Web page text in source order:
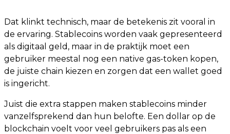
Dat klinkt technisch, maar de betekenis zit vooral in
de ervaring. Stablecoins worden vaak gepresenteerd
als digitaal geld, maar in de praktijk moet een
gebruiker meestal nog een native gas-token kopen,
de juiste chain kiezen en zorgen dat een wallet goed
is ingericht.
Juist die extra stappen maken stablecoins minder
vanzelfsprekend dan hun belofte. Een dollar op de
blockchain voelt voor veel gebruikers pas als een